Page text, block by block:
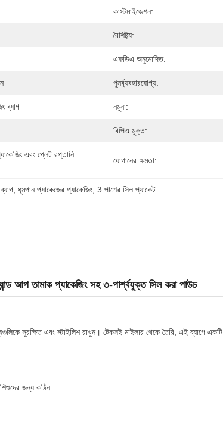
কাস্টমাইজেশন:
বৈশিষ্ট্য:
এফডিএ অনুমোদিত:
পুনর্ব্যবহারযোগ্য:
ব্যাগ নমুনা:
বিপিএ মুক্ত:
এবং প্লেট রপ্তানি
যোগানের ক্ষমতা:
ধূমপান প্যাকেজের প্যাকেজিং , 3 পাশের সিল প্যাকেট
আপ তামাক প্যাকেজিং সহ ৩-পার্শ্বযুক্ত সিল করা পাউচ
সুরক্ষিত এবং স্টাইলিশ রাখুন। টেকসই মাইলার থেকে তৈরি, এই ব্যাগে
জন্য কঠিন